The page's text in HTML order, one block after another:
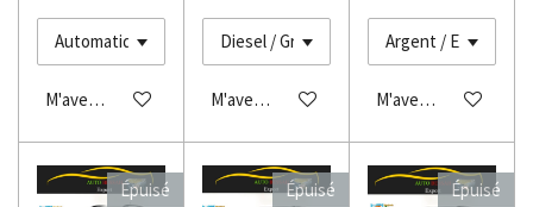
M'avertir si disponible M'avertir si disponible M'avertir si
Épuisé Épuisé Épuisé